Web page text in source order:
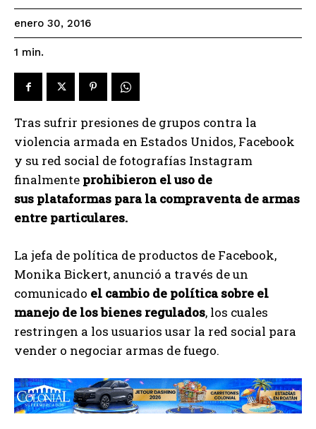
enero 30, 2016
1 min.
Tras sufrir presiones de grupos contra la
violencia armada en Estados Unidos, Facebook
y su red social de fotografías Instagram
finalmente prohibieron el uso de
sus plataformas para la compraventa de armas
entre particulares.
La jefa de política de productos de Facebook,
Monika Bickert, anunció a través de un
comunicado el cambio de política sobre el
manejo de los bienes regulados, los cuales
restringen a los usuarios usar la red social para
vender o negociar armas de fuego.